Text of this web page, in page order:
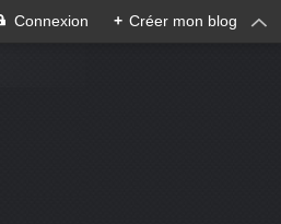
Connexion + Créer mon blog